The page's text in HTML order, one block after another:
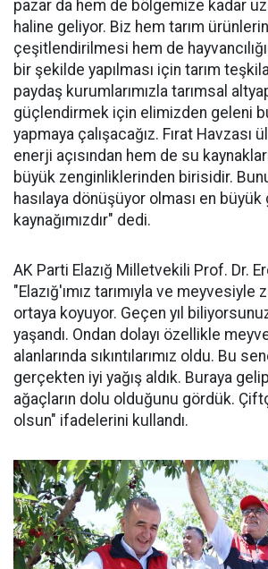
pazar da hem de bölgemize kadar
haline geliyor. Biz hem tarım
çeşitlendirilmesi hem de
bir şekilde yapılması için tarım
paydaş kurumlarımızla tarımsal
güçlendirmek için elimizden geleni
yapmaya çalışacağız. Fırat Havzası
enerji açısından hem de su
büyük zenginliklerinden birisidir.
hasılaya dönüşüyor olması en büyük
kaynağımızdır" dedi.
AK Parti Elazığ Milletvekili Prof. Dr.
"Elazığ'ımız tarımıyla ve meyvesiyle
ortaya koyuyor. Geçen yıl
yaşandı. Ondan dolayı özellikle
alanlarında sıkıntılarımız oldu. Bu
gerçekten iyi yağış aldık. Buraya
ağaçların dolu olduğunu gördük.
olsun" ifadelerini kullandı.